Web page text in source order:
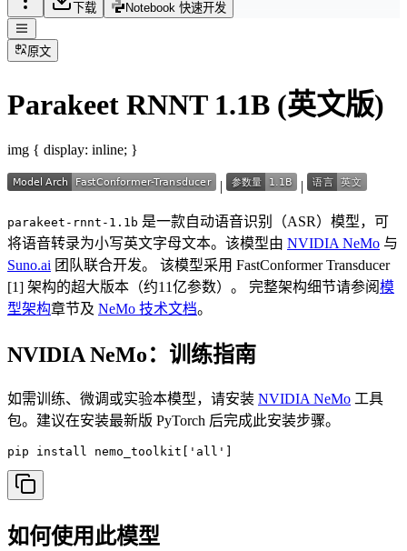
下载 Notebook 快速开发
原文
Parakeet RNNT 1.1B (英文版)
img { display: inline; }
parakeet-rnnt-1.1b 是一款自动语音识别（ASR）模型，可
将语音转录为小写英文字母文本。该模型由 NVIDIA NeMo 与
Suno.ai 团队联合开发。 该模型采用 FastConformer Transducer
[1] 架构的超大版本（约11亿参数）。 完整架构细节请参阅模
型架构章节及 NeMo 技术文档。
NVIDIA NeMo：训练指南
如需训练、微调或实验本模型，请安装 NVIDIA NeMo 工具
包。建议在安装最新版 PyTorch 后完成此安装步骤。
pip install nemo_toolkit['all']
如何使用此模型